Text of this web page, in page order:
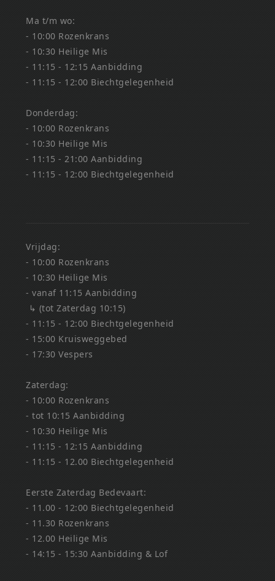
Ma t/m wo:
- 10:00 Rozenkrans
- 10:30 Heilige Mis
- 11:15 - 12:15 Aanbidding
- 11:15 - 12:00 Biechtgelegenheid
Donderdag:
- 10:00 Rozenkrans
- 10:30 Heilige Mis
- 11:15 - 21:00 Aanbidding
- 11:15 - 12:00 Biechtgelegenheid
Vrijdag:
- 10:00 Rozenkrans
- 10:30 Heilige Mis
- vanaf 11:15 Aanbidding
↳ (tot Zaterdag 10:15)
- 11:15 - 12:00 Biechtgelegenheid
- 15:00 Kruisweggebed
- 17:30 Vespers
Zaterdag:
- 10:00 Rozenkrans
- tot 10:15 Aanbidding
- 10:30 Heilige Mis
- 11:15 - 12:15 Aanbidding
- 11:15 - 12.00 Biechtgelegenheid
Eerste Zaterdag Bedevaart:
- 11.00 - 12:00 Biechtgelegenheid
- 11.30 Rozenkrans
- 12.00 Heilige Mis
- 14:15 - 15:30 Aanbidding & Lof